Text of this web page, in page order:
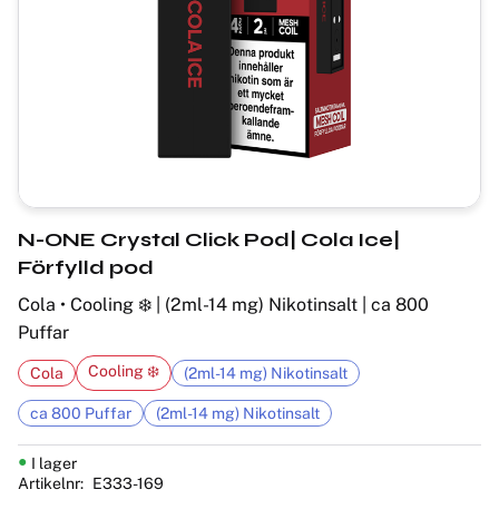
N-ONE Crystal Click Pod| Cola Ice|
Förfylld pod
Cola • Cooling ❄️ | (2ml-14 mg) Nikotinsalt | ca 800
Puffar
I lager
Artikelnr
E333-169
Cola Cooling ❄️ (2ml-14 mg) Nikotinsalt
ca 800 Puffar (2ml-14 mg) Nikotinsalt